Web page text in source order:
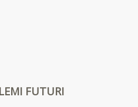
FUTURI